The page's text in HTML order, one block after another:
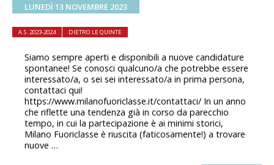
LUNEDÌ 13 NOVEMBRE 2023
A.S. 2023-2024 DIETRO LE QUINTE
Siamo sempre aperti e disponibili a nuove candidature
spontanee! Se conosci qualcuno/a che potrebbe essere
interessato/a, o sei sei interessato/a in prima persona,
contattaci qui!
https://www.milanofuoriclasse.it/contattaci/ In un anno
che riflette una tendenza già in corso da parecchio
tempo, in cui la partecipazione è ai minimi storici,
Milano Fuoriclasse è riuscita (faticosamente!) a trovare
nuove …